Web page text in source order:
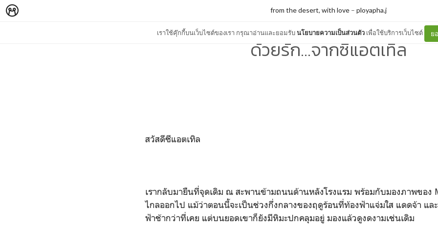
เราใช้คุ๊กกี้บนเว็บไซต์ของเรา กรุณาอ่านและยอมรับนโยบายความเป็นส่วนตัว เพื่อใช้บริการเว็บไซต์ ย
from the desert, with love – ployapha.j
ด้วยรัก…จากซีแอตเทิล
สวัสดีซีแอตเทิล
เรากลับมายืนที่จุดเดิม ณ สะพานข้ามถนนด้านหลังโรงแรม พร้อมกับมองภาพของ
ไกลออกไป แม้ว่าตอนนี้จะเป็นช่วงกึ่งกลางของฤดูร้อนที่ท้องฟ้าแจ่มใส แดดจ้า แล
ฟ้าช้ากว่าที่เคย แต่บนยอดเขาก็ยังมีหิมะปกคลุมอยู่ มองแล้วดูงดงามเช่นเดิม